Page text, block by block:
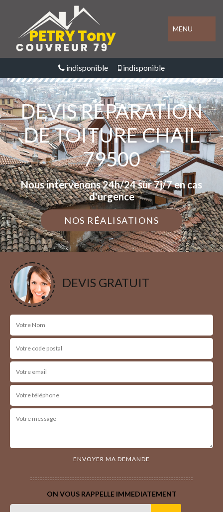
MENU
indisponible indisponible
DEVIS RÉPARATION
DE TOITURE CHAIL
79500
Nous intervenons 24h/24 sur 7j/7 en cas
d'urgence
NOS RÉALISATIONS
DEVIS GRATUIT
ON VOUS RAPPELLE IMMEDIATEMENT